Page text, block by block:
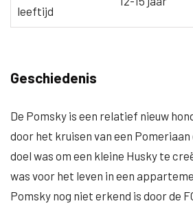
leeftijd
Geschiedenis
De Pomsky is een relatief nieuw
door het kruisen van een Pomeriaan
doel was om een kleine Husky te
was voor het leven in een
Pomsky nog niet erkend is door de